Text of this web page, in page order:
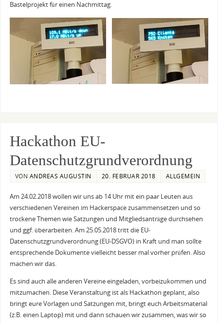
Bastelprojekt für einen Nachmittag.
Hackathon EU-
Datenschutzgrundverordnung
VON ANDREAS AUGUSTIN 20. FEBRUAR 2018 ALLGEMEIN
Am 24.02.2018 wollen wir uns ab 14 Uhr mit ein paar Leuten aus
verschiedenen Vereinen im Hackerspace zusammensetzen und so
trockene Themen wie Satzungen und Mitgliedsanträge durchsehen
und ggf. überarbeiten. Am 25.05.2018 tritt die EU-
Datenschutzgrundverordnung (EU-DSGVO) in Kraft und man sollte
entsprechende Dokumente vielleicht besser mal vorher prüfen. Also
machen wir das.
Es sind auch alle anderen Vereine eingeladen, vorbeizukommen und
mitzumachen. Diese Veranstaltung ist als Hackathon geplant, also
bringt eure Vorlagen und Satzungen mit, bringt euch Arbeitsmaterial
(z.B. einen Laptop) mit und dann schauen wir zusammen, was wir so